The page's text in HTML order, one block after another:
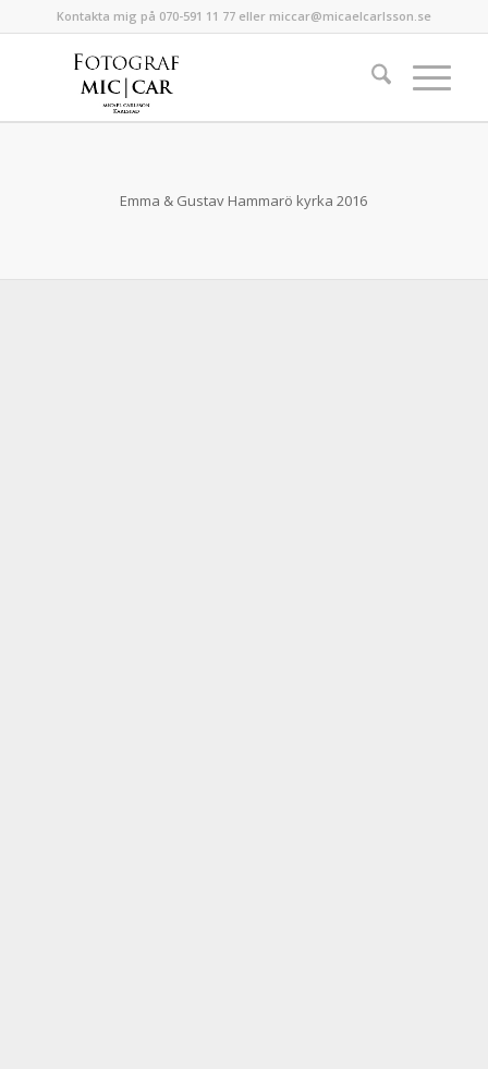
Kontakta mig på 070-591 11 77 eller miccar@micaelcarlsson.se
Emma & Gustav Hammarö kyrka 2016